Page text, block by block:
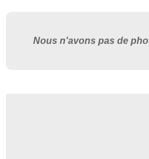
Nous n'avons pas de